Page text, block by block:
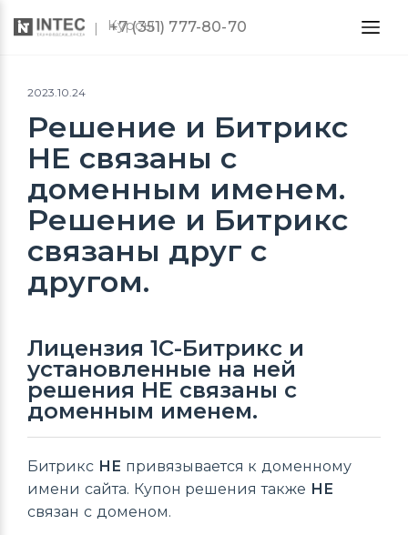
Курсы
+7 (351) 777-80-70
2023.10.24
Решение и Битрикс
НЕ связаны с
доменным именем.
Решение и Битрикс
связаны друг с
другом.
Лицензия 1С-Битрикс и
установленные на ней
решения НЕ связаны с
доменным именем.
Битрикс НЕ привязывается к доменному
имени сайта. Купон решения также НЕ
связан с доменом.